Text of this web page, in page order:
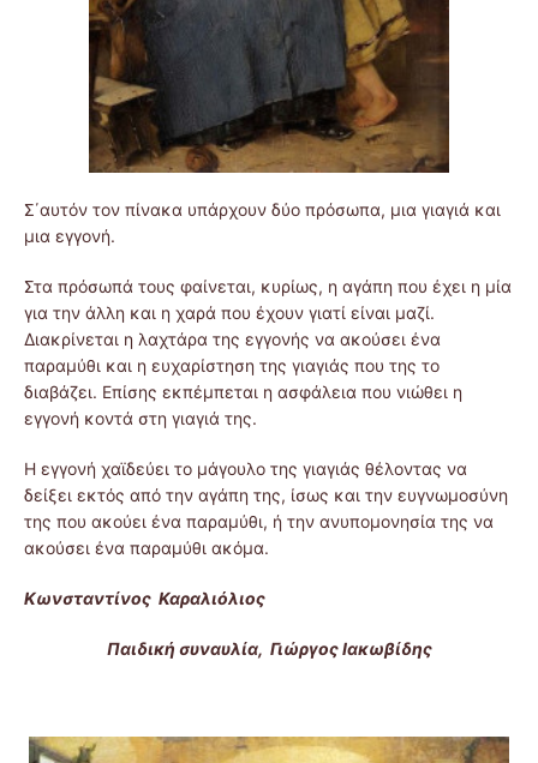
Σ΄αυτόν τον πίνακα υπάρχουν δύο πρόσωπα, μια γιαγιά και
μια εγγονή.
Στα πρόσωπά τους φαίνεται, κυρίως, η αγάπη που έχει η μία
για την άλλη και η χαρά που έχουν γιατί είναι μαζί.
Διακρίνεται η λαχτάρα της εγγονής να ακούσει ένα
παραμύθι και η ευχαρίστηση της γιαγιάς που της το
διαβάζει. Επίσης εκπέμπεται η ασφάλεια που νιώθει η
εγγονή κοντά στη γιαγιά της.
Η εγγονή χαϊδεύει το μάγουλο της γιαγιάς θέλοντας να
δείξει εκτός από την αγάπη της, ίσως και την ευγνωμοσύνη
της που ακούει ένα παραμύθι, ή την ανυπομονησία της να
ακούσει ένα παραμύθι ακόμα.
Κωνσταντίνος Καραλιόλιος
Παιδική συναυλία, Γιώργος Ιακωβίδης